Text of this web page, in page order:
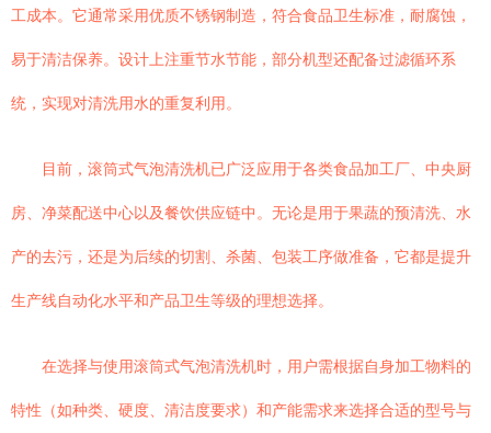
工成本。它通常采用优质不锈钢制造，符合食品卫生标准，耐腐蚀，
易于清洁保养。设计上注重节水节能，部分机型还配备过滤循环系
统，实现对清洗用水的重复利用。
目前，滚筒式气泡清洗机已广泛应用于各类食品加工厂、中央厨
房、净菜配送中心以及餐饮供应链中。无论是用于果蔬的预清洗、水
产的去污，还是为后续的切割、杀菌、包装工序做准备，它都是提升
生产线自动化水平和产品卫生等级的理想选择。
在选择与使用滚筒式气泡清洗机时，用户需根据自身加工物料的
特性（如种类、硬度、清洁度要求）和产能需求来选择合适的型号与